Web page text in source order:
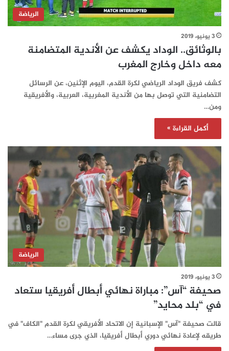
الرياضة
3 يونيو، 2019
بالوثائق.. الوداد يكشف عن الأندية المتضامنة
معه داخل وخارج المغرب‎
كشف فريق الوداد الرياضي لكرة القدم، اليوم الإثنين، عن الرسائل
التضامنية التي توصل بها من الأندية المغربية، العربية، والأفريقية
ومن…
أكمل القراءة »
الرياضة
3 يونيو، 2019
صحيفة “آس”: مباراة نهائي أبطال أفريقيا ستعاد
في “بلد محايد”
قالت صحيفة "آس" الإسبانية إن الاتحاد الأفريقي لكرة القدم "الكاف" في
طريقه لإعادة نهائي دوري أبطال أفريقيا، الذي جرى مساء…